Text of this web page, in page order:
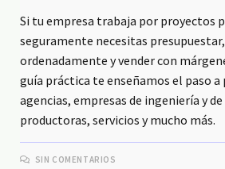
Si tu empresa trabaja por proyectos
seguramente necesitas
ordenadamente y vender con
guía práctica te enseñamos el paso a
agencias, empresas de ingeniería y
productoras, servicios y mucho más.
SIN COMENTARIOS